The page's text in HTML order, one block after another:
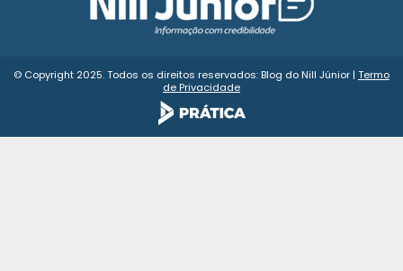
© Copyright 2025. Todos os direitos reservados: Blog do Nill Júnior | Termo
de Privacidade